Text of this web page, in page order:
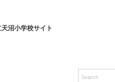
沼小学校サイト